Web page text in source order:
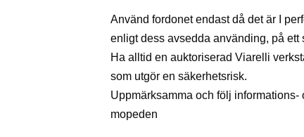
Använd fordonet endast då det är I
enligt dess avsedda använding, på ett
Ha alltid en auktoriserad Viarelli
som utgör en säkerhetsrisk.
Uppmärksamma och följ
mopeden